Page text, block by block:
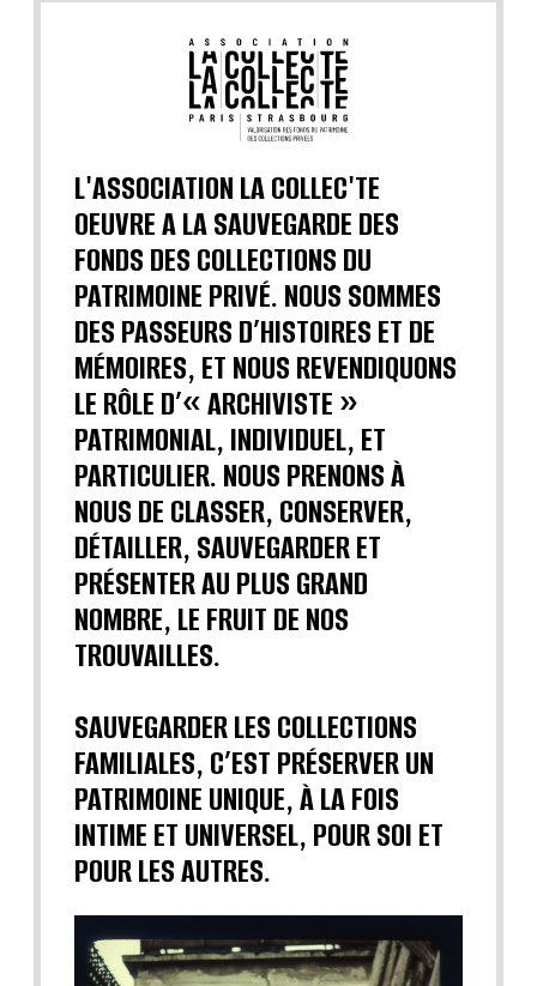
L'ASSOCIATION LA COLLEC'TE
OEUVRE A LA SAUVEGARDE DES
FONDS DES COLLECTIONS DU
PATRIMOINE PRIVÉ. NOUS SOMMES
DES PASSEURS D’HISTOIRES ET DE
MÉMOIRES, ET NOUS REVENDIQUONS
LE RÔLE D’« ARCHIVISTE »
PATRIMONIAL, INDIVIDUEL, ET
PARTICULIER. NOUS PRENONS À
NOUS DE CLASSER, CONSERVER,
DÉTAILLER, SAUVEGARDER ET
PRÉSENTER AU PLUS GRAND
NOMBRE, LE FRUIT DE NOS
TROUVAILLES.
SAUVEGARDER LES COLLECTIONS
FAMILIALES, C’EST PRÉSERVER UN
PATRIMOINE UNIQUE, À LA FOIS
INTIME ET UNIVERSEL, POUR SOI ET
POUR LES AUTRES.